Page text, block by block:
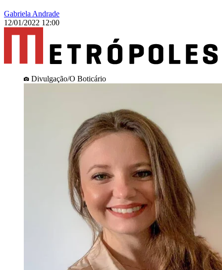
Gabriela Andrade
12/01/2022 12:00
Divulgação/O Boticário